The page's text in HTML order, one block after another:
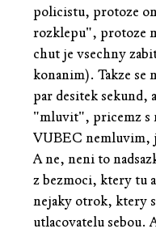
policistu, protoze
rozklepu", protoze
chut je vsechny
konanim). Takze
par desitek sekund,
"mluvit", pricemz s
VUBEC nemluvim,
A ne, neni to
z bezmoci, ktery tu
nejaky otrok, ktery
utlacovatelu sebou.